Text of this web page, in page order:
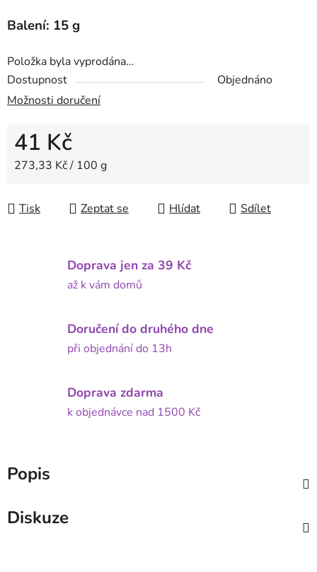
Balení: 15 g
Položka byla vyprodána…
Dostupnost
Objednáno
Možnosti doručení
41 Kč
Měrná cena:
273,33 Kč / 100 g
Tisk Zeptat se Hlídat Sdílet
Doprava jen za 39 Kč
až k vám domů
Doručení do druhého dne
při objednání do 13h
Doprava zdarma
k objednávce nad 1500 Kč
Popis
Diskuze